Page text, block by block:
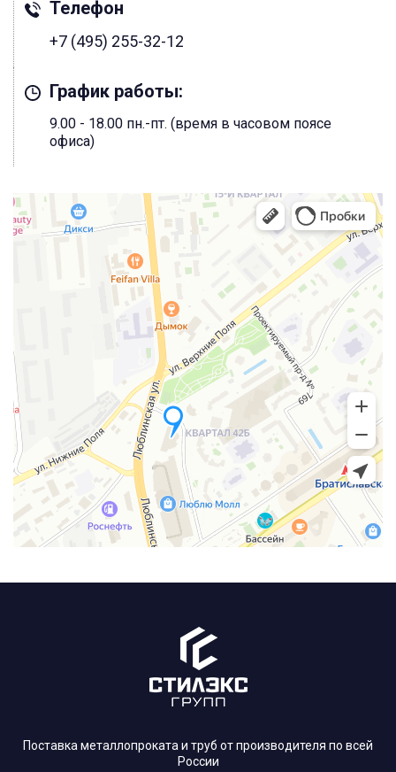
Телефон
+7 (495) 255-32-12
График работы:
9.00 - 18.00 пн.-пт. (время в часовом поясе
офиса)
Поставка металлопроката и труб от производителя по всей
России